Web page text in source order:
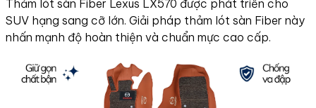
Thảm lót sàn Fiber Lexus LX570 được phát triển cho
SUV hạng sang cỡ lớn. Giải pháp thảm lót sàn Fiber này
nhấn mạnh độ hoàn thiện và chuẩn mực cao cấp.